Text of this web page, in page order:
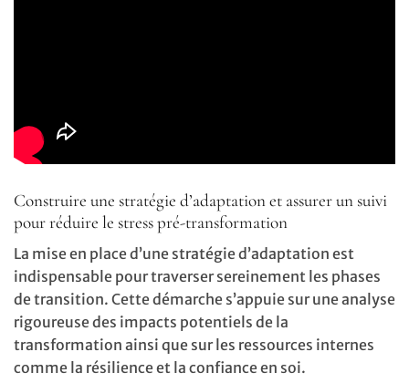
Construire une stratégie d’adaptation et assurer un suivi
pour réduire le stress pré-transformation
La mise en place d’une stratégie d’adaptation est
indispensable pour traverser sereinement les phases
de transition. Cette démarche s’appuie sur une analyse
rigoureuse des impacts potentiels de la
transformation ainsi que sur les ressources internes
comme la résilience et la confiance en soi.